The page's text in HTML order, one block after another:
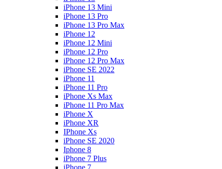
iPhone 13 Mini
iPhone 13 Pro
iPhone 13 Pro Max
iPhone 12
iPhone 12 Mini
iPhone 12 Pro
iPhone 12 Pro Max
iPhone SE 2022
iPhone 11
iPhone 11 Pro
iPhone Xs Max
iPhone 11 Pro Max
iPhone X
iPhone XR
IPhone Xs
iPhone SE 2020
Iphone 8
iPhone 7 Plus
iPhone 7